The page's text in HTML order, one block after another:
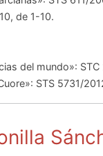
de 1-10.
del mundo»:
STS 5731/